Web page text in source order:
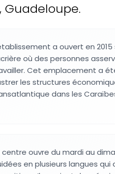
a ouvert en
où des personnes
Cet emplacement a
les structures
dans les
centre ouvre du mardi au
en plusieurs langues